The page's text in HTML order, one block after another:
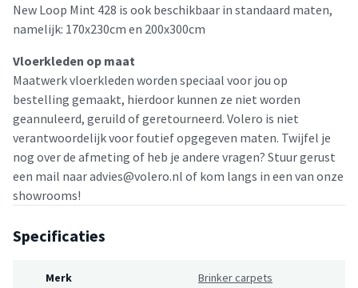
New Loop Mint 428 is ook beschikbaar in standaard maten,
namelijk: 170x230cm en 200x300cm
Vloerkleden op maat
Maatwerk vloerkleden worden speciaal voor jou op
bestelling gemaakt, hierdoor kunnen ze niet worden
geannuleerd, geruild of geretourneerd. Volero is niet
verantwoordelijk voor foutief opgegeven maten. Twijfel je
nog over de afmeting of heb je andere vragen? Stuur gerust
een mail naar advies@volero.nl of kom langs in een van onze
showrooms!
Specificaties
Merk Brinker carpets